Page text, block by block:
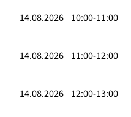
14.08.2026 10:00-11:00
14.08.2026 11:00-12:00
14.08.2026 12:00-13:00